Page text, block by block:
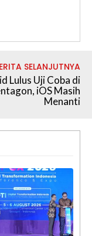
SELANJUTNYA
Lulus Uji Coba di
iOS Masih
Menanti